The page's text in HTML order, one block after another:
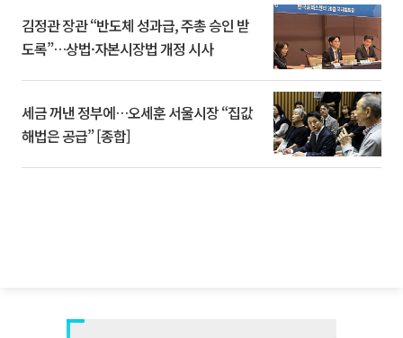
김정관 장관 “반도체 성과급, 주총 승인 받
도록”…상법·자본시장법 개정 시사
세금 꺼낸 정부에…오세훈 서울시장 “집값
해법은 공급” [종합]